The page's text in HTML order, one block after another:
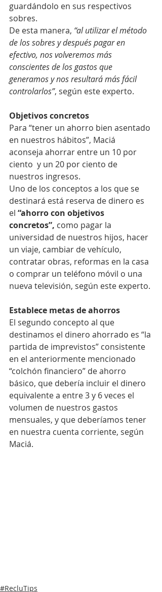
guardándolo en sus respectivos
sobres.
De esta manera, “al utilizar el método
de los sobres y después pagar en
efectivo, nos volveremos más
conscientes de los gastos que
generamos y nos resultará más fácil
controlarlos”, según este experto.
Objetivos concretos
Para “tener un ahorro bien asentado
en nuestros hábitos”, Maciá
aconseja ahorrar entre un 10 por
ciento  y un 20 por ciento de
nuestros ingresos.
Uno de los conceptos a los que se
destinará está reserva de dinero es
el “ahorro con objetivos
concretos”, como pagar la
universidad de nuestros hijos, hacer
un viaje, cambiar de vehículo,
contratar obras, reformas en la casa
o comprar un teléfono móvil o una
nueva televisión, según este experto.
Establece metas de ahorros
El segundo concepto al que
destinamos el dinero ahorrado es “la
partida de imprevistos” consistente
en el anteriormente mencionado
“colchón financiero” de ahorro
básico, que debería incluir el dinero
equivalente a entre 3 y 6 veces el
volumen de nuestros gastos
mensuales, y que deberíamos tener
en nuestra cuenta corriente, según
Maciá.
#RecluTips